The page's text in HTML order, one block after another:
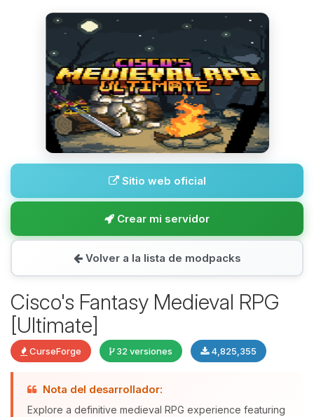
Sitio web oficial
Crear mi servidor
Volver a la lista de modpacks
Cisco's Fantasy Medieval RPG
[Ultimate]
CurseForge 32 versiones 4,825,355
Nota del desarrollador:
Explore a definitive medieval RPG experience featuring